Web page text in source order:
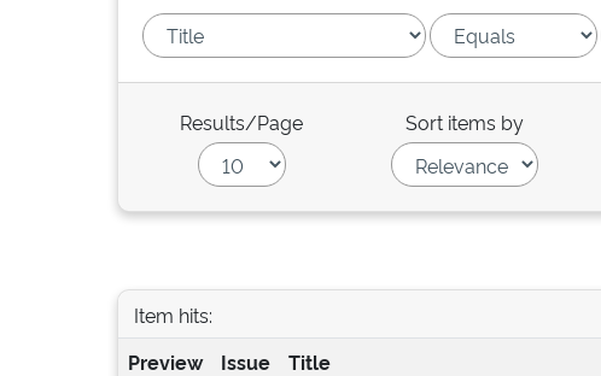
Results/Page Sort items by
Item hits:
Preview
Issue
Title